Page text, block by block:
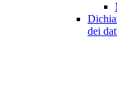
dei